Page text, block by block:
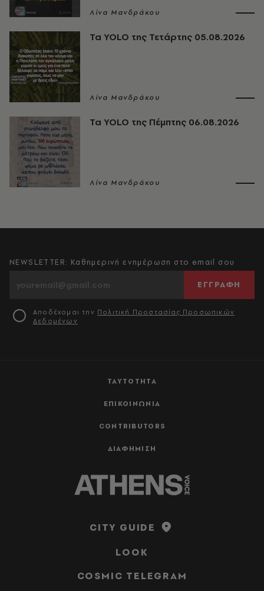
Λίνα Μανδράκου
Τα YOLO της Τετάρτης 05.08.2026
Λίνα Μανδράκου
Τα YOLO της Πέμπτης 06.08.2026
Λίνα Μανδράκου
ΤΑΥΤΟΤΗΤΑ
ΕΠΙΚΟΙΝΩΝΙΑ
CONTRIBUTORS
ΔΙΑΦΗΜΙΣΗ
NEWSLETTER: Καθημερινή ενημέρωση στο email σου
ΕΓΓΡΑΦΗ
Αποδέχομαι την Πολιτική Προστασίας Προσωπικών
Δεδομένων
CITY GUIDE
LOOK
COSMIC TELEGRAM